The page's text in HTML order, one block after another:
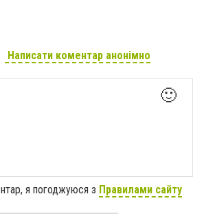
Написати коментар анонімно
🙂
я погоджуюся з Правилами сайту